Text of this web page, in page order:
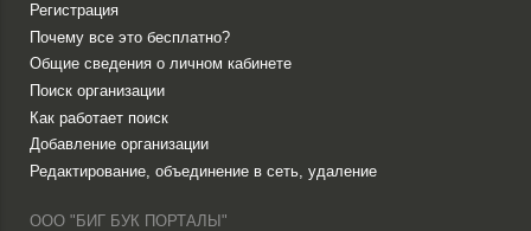
Регистрация
Почему все это бесплатно?
Общие сведения о личном кабинете
Поиск организации
Как работает поиск
Добавление организации
Редактирование, объединение в сеть, удаление
ООО "БИГ БУК ПОРТАЛЫ"